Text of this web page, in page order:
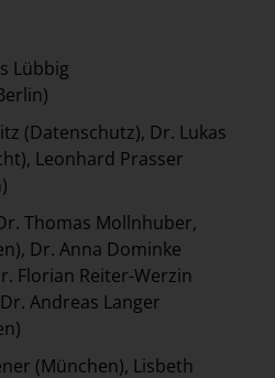
Lübbig
(Datenschutz), Dr. Lukas
Leonhard Prasser
Thomas Mollnhuber,
Dr. Anna Dominke
Florian Reiter-Werzin
Andreas Langer
(München), Lisbeth